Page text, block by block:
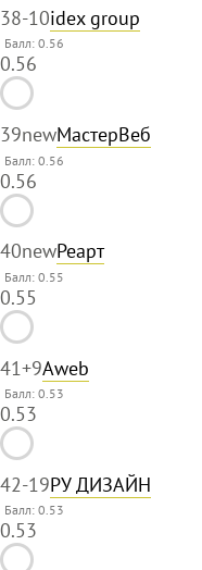
38-10idex group
Балл: 0.56
0.56
39newМастерВеб
Балл: 0.56
0.56
40newРеарт
Балл: 0.55
0.55
41+9Aweb
Балл: 0.53
0.53
42-19РУ ДИЗАЙН
Балл: 0.53
0.53